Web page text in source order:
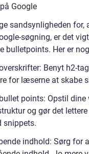
Google
sandsynligheden
søgning, er det
bulletpoints. Her er
Benyt h2-
for læserne at skabe
points: Opstil
og gør det
snippets.
indhold: Sørg for